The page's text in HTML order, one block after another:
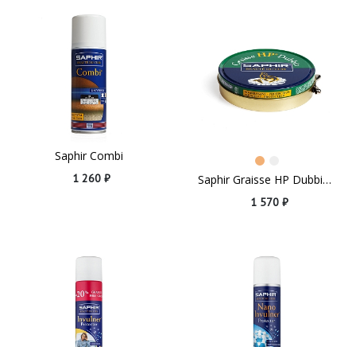
Saphir Combi
1 260 ₽ Saphir Graisse HP Dubbin Neutral
1 570 ₽